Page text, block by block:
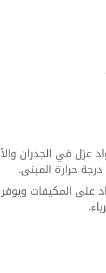
عزل في الجدران
حرارة المبنى.
على المكيفات